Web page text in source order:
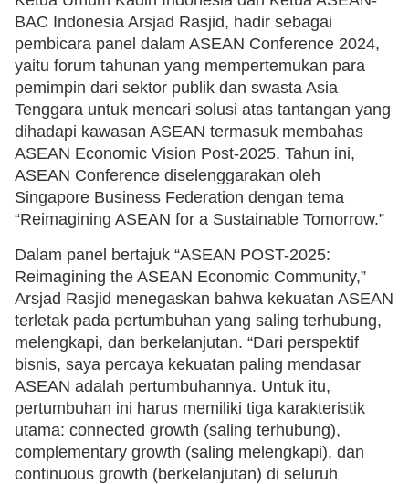
BAC Indonesia Arsjad Rasjid, hadir sebagai
pembicara panel dalam ASEAN Conference 2024,
yaitu forum tahunan yang mempertemukan para
pemimpin dari sektor publik dan swasta Asia
Tenggara untuk mencari solusi atas tantangan yang
dihadapi kawasan ASEAN termasuk membahas
ASEAN Economic Vision Post-2025. Tahun ini,
ASEAN Conference diselenggarakan oleh
Singapore Business Federation dengan tema
“Reimagining ASEAN for a Sustainable Tomorrow.”
Dalam panel bertajuk “ASEAN POST-2025:
Reimagining the ASEAN Economic Community,”
Arsjad Rasjid menegaskan bahwa kekuatan ASEAN
terletak pada pertumbuhan yang saling terhubung,
melengkapi, dan berkelanjutan. “Dari perspektif
bisnis, saya percaya kekuatan paling mendasar
ASEAN adalah pertumbuhannya. Untuk itu,
pertumbuhan ini harus memiliki tiga karakteristik
utama: connected growth (saling terhubung),
complementary growth (saling melengkapi), dan
continuous growth (berkelanjutan) di seluruh